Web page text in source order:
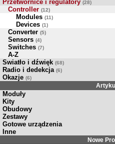
Przetwornice i regulatory (28)
Controller (12)
Modules (11)
Devices (1)
Converter (5)
Sensors (4)
Switches (7)
A-Z
Swiatło i dźwięk (68)
Radio i dedekcja (6)
Okazje (6)
Moduły
Kity
Obudowy
Zestawy
Gotowe urządzenia
Inne
Nowe